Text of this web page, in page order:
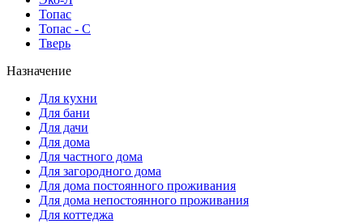
Топас
Топас - С
Тверь
Назначение
Для кухни
Для бани
Для дачи
Для дома
Для частного дома
Для загородного дома
Для дома постоянного проживания
Для дома непостоянного проживания
Для коттеджа